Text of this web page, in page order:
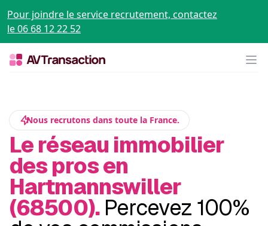
Pour joindre le service recrutement, contactez
le 06 68 12 22 52
Nous recrutons dans toute la France.
Le réseau immobilier
des pros en
Hartmannswiller
(68500). Percevez 100%